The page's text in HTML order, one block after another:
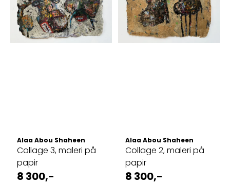
Alaa Abou Shaheen
Collage 3, maleri på
papir
8 300,-
Alaa Abou Shaheen
Collage 2, maleri på
papir
8 300,-